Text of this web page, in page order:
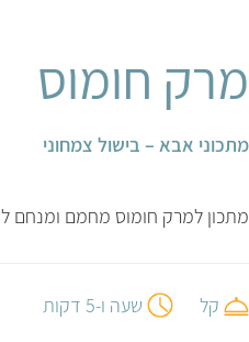
מרק חומוס
מתכוני אבא – בישול צמחוני
מתכון למרק חומוס מחמם ומנחם
קל שעה ו-5 דקות